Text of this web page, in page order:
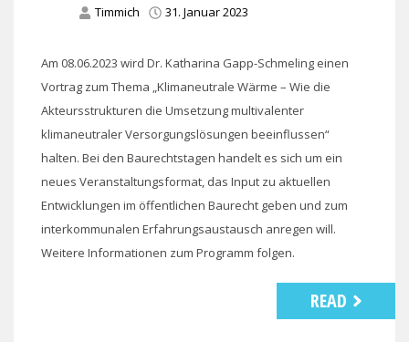
Timmich 31. Januar 2023
Am 08.06.2023 wird Dr. Katharina Gapp-Schmeling einen
Vortrag zum Thema „Klimaneutrale Wärme – Wie die
Akteursstrukturen die Umsetzung multivalenter
klimaneutraler Versorgungslösungen beeinflussen“
halten. Bei den Baurechtstagen handelt es sich um ein
neues Veranstaltungsformat, das Input zu aktuellen
Entwicklungen im öffentlichen Baurecht geben und zum
interkommunalen Erfahrungsaustausch anregen will.
Weitere Informationen zum Programm folgen.
READ